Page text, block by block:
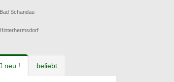
Bad Schandau
Hinterhermsdorf
neu ! beliebt